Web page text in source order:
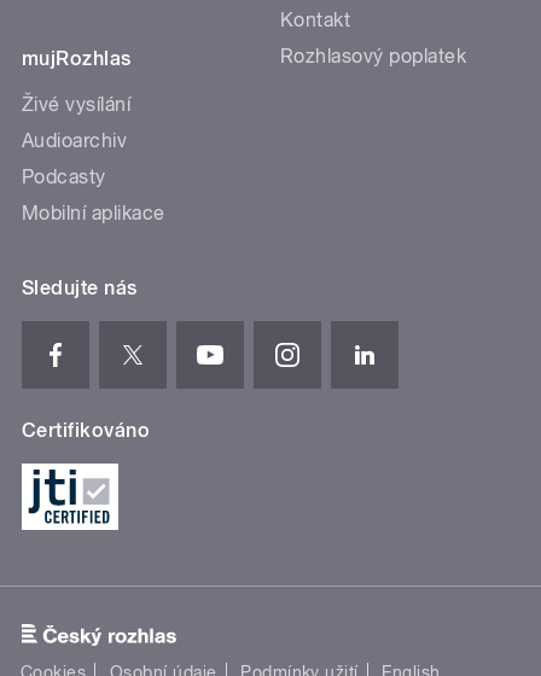
mujRozhlas
Živé vysílání
Audioarchiv
Podcasty
Mobilní aplikace
Kontakt
Rozhlasový poplatek
Sledujte nás
Certifikováno